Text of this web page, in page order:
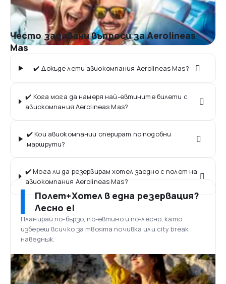
Често задавани въпроси за Aerolineas
Mas
✔️ Докъде лети авиокомпания Aerolineas Mas?
✔️ Кога мога да намеря най-евтините билети с
авиокомпания Aerolineas Mas?
✔️ Кои авиокомпании оперират по подобни
маршрути?
✔️ Мога ли да резервирам хотел заедно с полет на
авиокомпания Aerolineas Mas?
Полет+Хотел в една резервация?
Лесно е!
Планирай по-бързо, по-евтино и по-лесно, като
избереш всичко за твоята почивка или city break
наведнъж.